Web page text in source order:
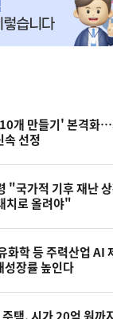
개 만들기' 본격화…
속 선정
"국가적 기후 재난
치로 올려야"
화학 등 주력산업 AI
장률 높인다